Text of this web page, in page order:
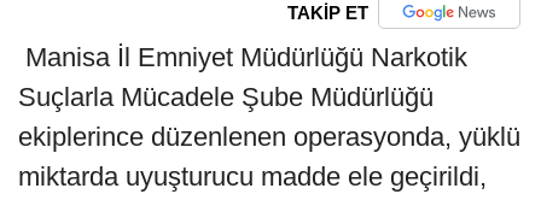
TAKİP ET
Manisa İl Emniyet Müdürlüğü Narkotik
Suçlarla Mücadele Şube Müdürlüğü
ekiplerince düzenlenen operasyonda, yüklü
miktarda uyuşturucu madde ele geçirildi,